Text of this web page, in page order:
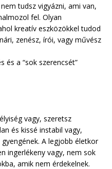
tudsz vigyázni, ami van,
fel. Olyan
kreatív eszközökkel tudod
zenész, írói, vagy művész
és a “sok szerencsét”
vagy, szeretsz
és kissé instabil vagy,
A legjobb életkor
ingerlékeny vagy, nem sok
amik nem érdekelnek.